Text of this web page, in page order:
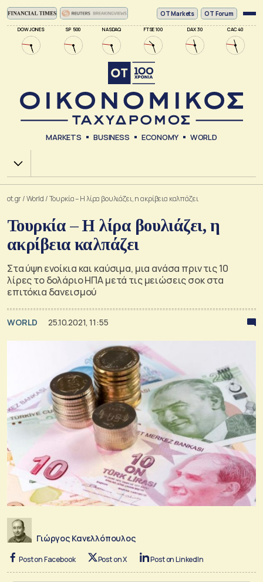
DOW JONES SP 500 NASDAQ FTSE 100 DAX 30 CAC 40
ΟΤ Markets OT Forum
MARKETS BUSINESS ECONOMY WORLD
Χ.Α.
ot.gr/World /Τουρκία – Η λίρα βουλιάζει, η ακρίβεια καλπάζει
Τουρκία – Η λίρα βουλιάζει, η
ακρίβεια καλπάζει
Στα ύψη ενοίκια και καύσιμα, μια ανάσα πριν τις 10
λίρες το δολάριο ΗΠΑ μετά τις μειώσεις σοκ στα
επιτόκια δανεισμού
WORLD 25.10.2021, 11:55
Γιώργος Κανελλόπουλος
Post on Facebook Post on X Post on LinkedIn